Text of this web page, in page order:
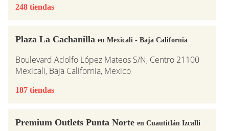
248 tiendas
Plaza La Cachanilla en Mexicali - Baja California
Boulevard Adolfo López Mateos S/N, Centro 21100
Mexicali, Baja California, Mexico
187 tiendas
Premium Outlets Punta Norte en Cuautitlán Izcalli